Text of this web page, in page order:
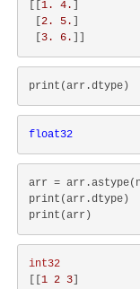
1. 4.
2. 5.
3. 6.
float32
arr =
print(arr.dtype)
int32
1 2 3